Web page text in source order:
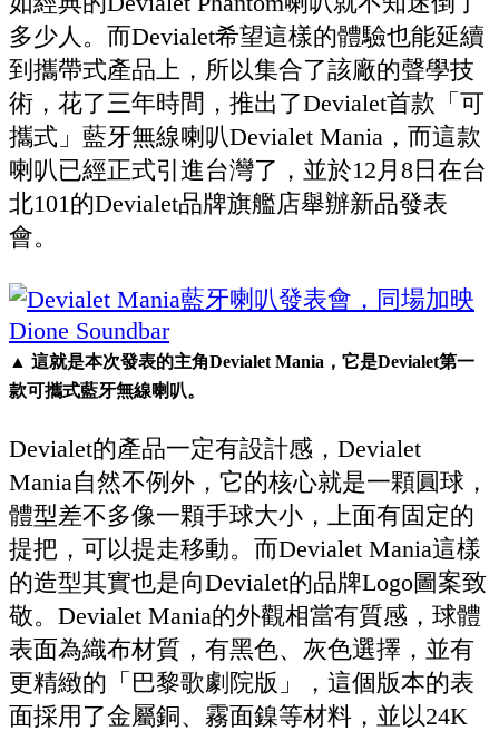
多少人。而Devialet希望這樣的體驗也能延續
到攜帶式產品上，所以集合了該廠的聲學技
術，花了三年時間，推出了Devialet首款「可
攜式」藍牙無線喇叭Devialet Mania，而這款
喇叭已經正式引進台灣了，並於12月8日在台
北101的Devialet品牌旗艦店舉辦新品發表
會。
▲ 這就是本次發表的主角Devialet Mania，它是Devialet第一
款可攜式藍牙無線喇叭。
Devialet的產品一定有設計感，Devialet
Mania自然不例外，它的核心就是一顆圓球，
體型差不多像一顆手球大小，上面有固定的
提把，可以提走移動。而Devialet Mania這樣
的造型其實也是向Devialet的品牌Logo圖案致
敬。Devialet Mania的外觀相當有質感，球體
表面為織布材質，有黑色、灰色選擇，並有
更精緻的「巴黎歌劇院版」，這個版本的表
面採用了金屬銅、霧面鎳等材料，並以24K